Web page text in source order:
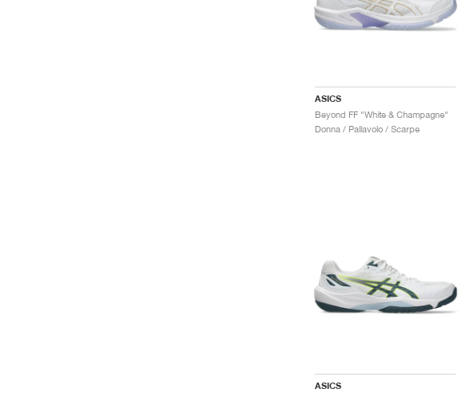
ASICS
Beyond FF "White & Champagne"
Donna / Pallavolo / Scarpe
ASICS